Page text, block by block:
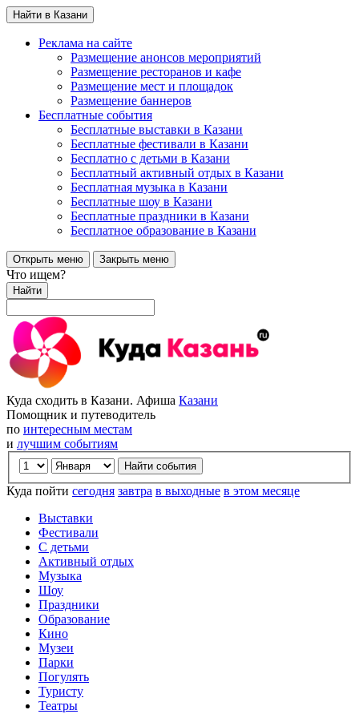
Найти в Казани
Реклама на сайте
Размещение анонсов мероприятий
Размещение ресторанов и кафе
Размещение мест и площадок
Размещение баннеров
Бесплатные события
Бесплатные выставки в Казани
Бесплатные фестивали в Казани
Бесплатно с детьми в Казани
Бесплатный активный отдых в Казани
Бесплатная музыка в Казани
Бесплатные шоу в Казани
Бесплатные праздники в Казани
Бесплатное образование в Казани
Открыть меню Закрыть меню
Что ищем?
Найти
Куда сходить в Казани. Афиша Казани
Помощник и путеводитель
по интересным местам
и лучшим событиям
Куда пойти сегодня завтра в выходные в этом месяце
Выставки
Фестивали
С детьми
Активный отдых
Музыка
Шоу
Праздники
Образование
Кино
Музеи
Парки
Погулять
Туристу
Театры